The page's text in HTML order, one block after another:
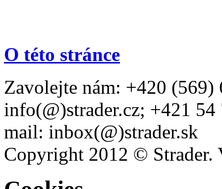
O této stránce
Zavolejte nám: +420 (569)
info(@)strader.cz; +421
mail: inbox(@)strader.sk
Copyright 2012 © Strader.